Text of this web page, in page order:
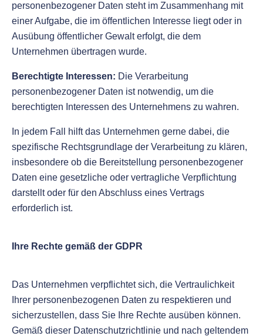
personenbezogener Daten steht im Zusammenhang mit
einer Aufgabe, die im öffentlichen Interesse liegt oder in
Ausübung öffentlicher Gewalt erfolgt, die dem
Unternehmen übertragen wurde.
Berechtigte Interessen: Die Verarbeitung
personenbezogener Daten ist notwendig, um die
berechtigten Interessen des Unternehmens zu wahren.
In jedem Fall hilft das Unternehmen gerne dabei, die
spezifische Rechtsgrundlage der Verarbeitung zu klären,
insbesondere ob die Bereitstellung personenbezogener
Daten eine gesetzliche oder vertragliche Verpflichtung
darstellt oder für den Abschluss eines Vertrags
erforderlich ist.
Ihre Rechte gemäß der GDPR
Das Unternehmen verpflichtet sich, die Vertraulichkeit
Ihrer personenbezogenen Daten zu respektieren und
sicherzustellen, dass Sie Ihre Rechte ausüben können.
Gemäß dieser Datenschutzrichtlinie und nach geltendem